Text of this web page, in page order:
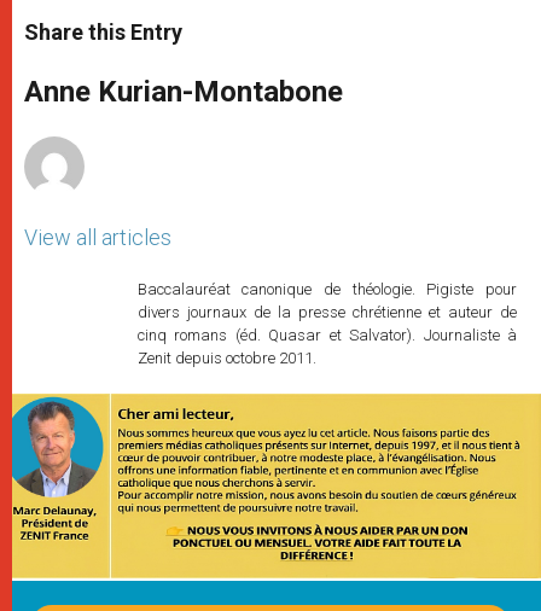
t
s
p
p
s
e
g
e
e
b
o
k
r
Share this Entry
Anne Kurian-Montabone
View all articles
Baccalauréat canonique de théologie. Pigiste pour
divers journaux de la presse chrétienne et auteur de
cinq romans (éd. Quasar et Salvator). Journaliste à
Zenit depuis octobre 2011.